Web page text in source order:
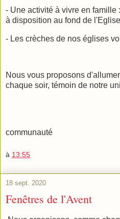
- Une activité à vivre en famille
à disposition au fond de l'Eglise
- Les crèches de nos églises
Nous vous proposons
chaque soir, témoin de notre
communauté
à 13:55
18 sept. 2020
Fenêtres de l'Avent